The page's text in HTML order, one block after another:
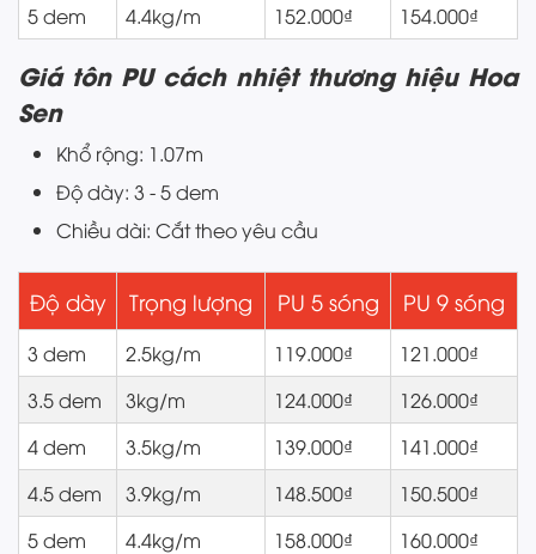
5 dem
4.4kg/m 152.000₫ 154.000₫
Giá tôn PU cách nhiệt thương hiệu Hoa
Sen
Khổ rộng: 1.07m
Độ dày: 3 - 5 dem
Chiều dài: Cắt theo yêu cầu
Độ dày Trọng lượng PU 5 sóng PU 9 sóng
3 dem 2.5kg/m 119.000₫
121.000₫
3.5 dem
3kg/m 124.000₫
126.000₫
4 dem
3.5kg/m 139.000₫
141.000₫
4.5 dem
3.9kg/m 148.500₫
150.500₫
5 dem
4.4kg/m 158.000₫ 160.000₫